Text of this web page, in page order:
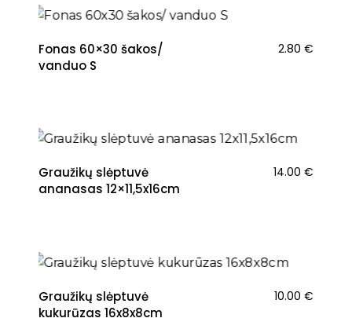
Fonas 60×30 šakos/
vanduo S
2.80 €
Graužikų slėptuvė
ananasas 12×11,5x16cm
14.00 €
Graužikų slėptuvė
kukurūzas 16x8x8cm
10.00 €